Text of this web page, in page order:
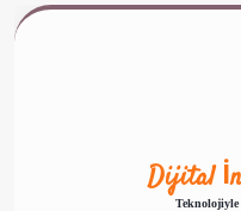
Dijital
Teknolojiyle